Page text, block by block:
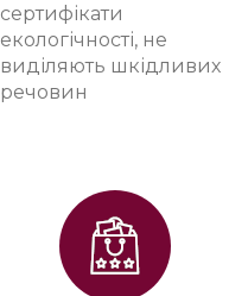
сертифікати
екологічності, не
виділяють шкідливих
речовин